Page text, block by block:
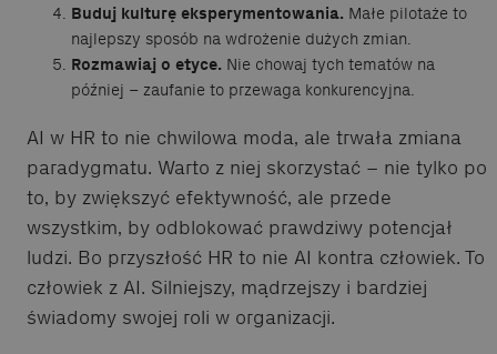
Buduj kulturę eksperymentowania. Małe pilotaże to
najlepszy sposób na wdrożenie dużych zmian.
Rozmawiaj o etyce. Nie chowaj tych tematów na
później – zaufanie to przewaga konkurencyjna.
AI w HR to nie chwilowa moda, ale trwała zmiana
paradygmatu. Warto z niej skorzystać – nie tylko po
to, by zwiększyć efektywność, ale przede
wszystkim, by odblokować prawdziwy potencjał
ludzi. Bo przyszłość HR to nie AI kontra człowiek. To
człowiek z AI. Silniejszy, mądrzejszy i bardziej
świadomy swojej roli w organizacji.